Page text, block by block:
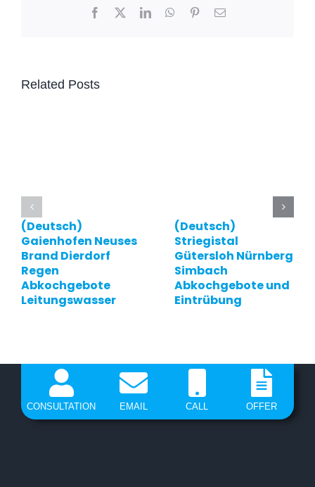
Facebook LinkedInWhatsApp
PinterestEmail
Related Posts
(Deutsch)
Gaienhofen Neuses
Brand Dierdorf
Regen
Abkochgebote
Leitungswasser
(Deutsch)
Striegistal
Gütersloh Nürnberg
Simbach
Abkochgebote und
Eintrübung
CONSULTATION EMAIL CALL OFFER